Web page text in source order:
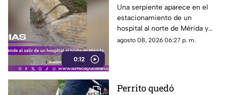
0:12
norte de Mérida y
causa temor
Una serpiente aparece en el
estacionamiento de un
hospital al norte de Mérida y
cruza hacia la vía pública ante
agosto 08, 2026 06:27 p. m.
Perrito quedó